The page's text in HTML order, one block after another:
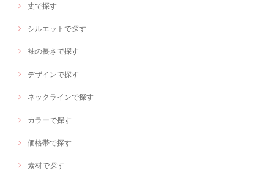
丈で探す
シルエットで探す
袖の長さで探す
デザインで探す
ネックラインで探す
カラーで探す
価格帯で探す
素材で探す